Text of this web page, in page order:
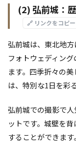
(2) 弘前城：
🔗 リンクをコピー
弘前城は、東北地方
フォトウェディン
ます。四季折々の
は、特別な1日を彩
弘前城での撮影で
ットです。城壁を
することができま